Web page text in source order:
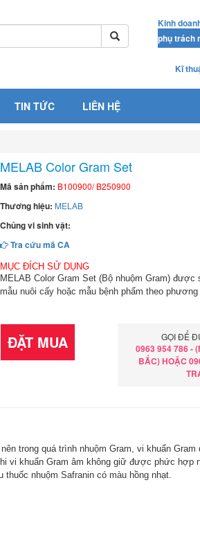
Kinh
phụ trách
Kĩ
TIN TỨC LIÊN HỆ
MELAB Color Gram Set
Mã sản phẩm: B100900/ B250900
Thương hiệu: MELAB
Chủng vi sinh vật:
Tra cứu mã CA
MỤC ĐÍCH SỬ DỤNG
MELAB Color Gram Set (Bộ nhuộm Gram)
mẫu nuôi cấy hoặc mẫu bệnh phẩm theo phương
ĐẶT MUA GỌI ĐỂ
0963 954 786 -
BẮC) HOẶC
trong quá trình nhuộm Gram, vi khuẩn
vi khuẩn Gram âm không giữ được phức hợp
nhuộm Safranin có màu hồng nhạt.